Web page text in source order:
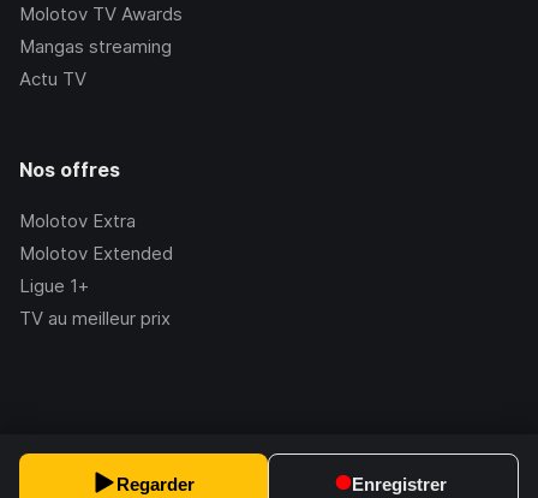
Regarder Enregistrer
Molotov TV Awards
Mangas streaming
Actu TV
Nos offres
Molotov Extra
Molotov Extended
Ligue 1+
TV au meilleur prix
2.228.1